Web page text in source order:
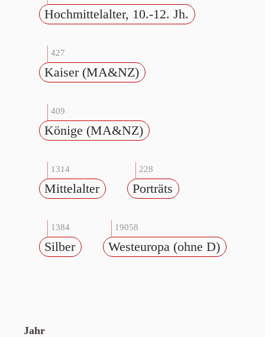
Hochmittelalter, 10.-12. Jh.
427
Kaiser (MA&NZ)
409
Könige (MA&NZ)
1314
Mittelalter
228
Porträts
1384
Silber
19058
Westeuropa (ohne D)
Jahr